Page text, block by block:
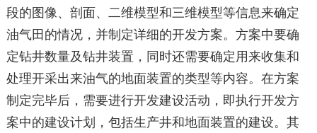
段的图像、剖面、二维模型和三维模型等信息来确定
油气田的情况，并制定详细的开发方案。方案中要确
定钻井数量及钻井装置，同时还需要确定用来收集和
处理开采出来油气的地面装置的类型等内容。在方案
制定完毕后，需要进行开发建设活动，即执行开发方
案中的建设计划，包括生产井和地面装置的建设。其